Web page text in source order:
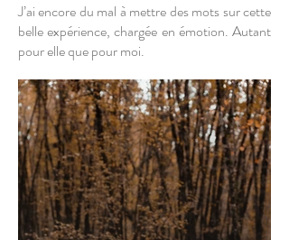
J’ai encore du mal à mettre des mots sur cette
belle expérience, chargée en émotion. Autant
pour elle que pour moi.